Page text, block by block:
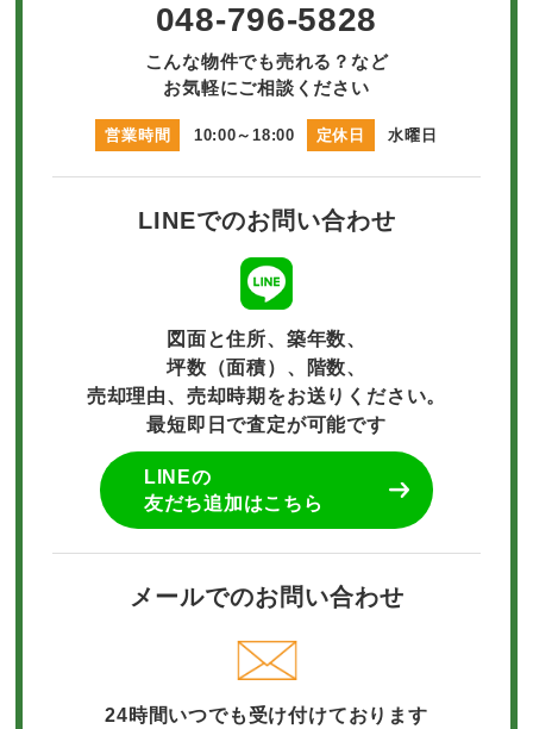
048-796-5828
こんな物件でも売れる？など
お気軽にご相談ください
営業時間 10:00～18:00 定休日 水曜日
LINEでのお問い合わせ
図面と住所、築年数、
坪数（面積）、階数、
売却理由、売却時期をお送りください。
最短即日で査定が可能です
LINEの
友だち追加はこちら
メールでのお問い合わせ
24時間いつでも受け付けております